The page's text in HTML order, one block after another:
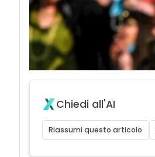
Chiedi all'AI
Riassumi questo articolo